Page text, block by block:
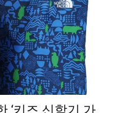
‘키즈 신학기 가